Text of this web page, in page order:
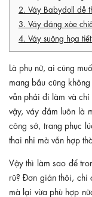
2. Váy Babydoll dễ
3. Váy dáng xòe
4. Váy suông họa
Là phụ nữ, ai cũng
mang bầu cũng
vẫn phải đi làm và chỉ
vậy, váy đầm luôn là
công sở, trang phục
thai nhi mà vẫn hợp
Vậy thì làm sao để
rũ? Đơn giản thôi, chỉ
mà lại vừa phù hợp